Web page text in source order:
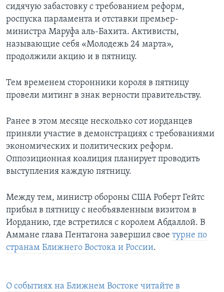
сидячую забастовку с требованием реформ,
роспуска парламента и отставки премьер-
министра Маруфа аль-Бахита. Активисты,
называющие себя «Молодежь 24 марта»,
продолжили акцию и в пятницу.
Тем временем сторонники короля в пятницу
провели митинг в знак верности правительству.
Ранее в этом месяце несколько сот иорданцев
приняли участие в демонстрациях с требованиями
экономических и политических реформ.
Оппозиционная коалиция планирует проводить
выступления каждую пятницу.
Между тем, министр обороны США Роберт Гейтс
прибыл в пятницу с необъявленным визитом в
Иорданию, где встретился с королем Абдаллой. В
Аммане глава Пентагона завершил свое турне по
странам Ближнего Востока и России.
О событиях на Ближнем Востоке читайте в